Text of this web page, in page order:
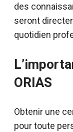
des
seront
quotidien
ORIAS
Obtenir une
pour toute